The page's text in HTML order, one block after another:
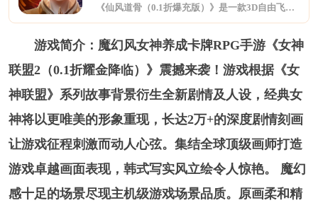
《仙风道骨（0.1折爆充版）》是一款3D自由飞行仙侠手游，精品画面品质，超酷炫的套装幻化，每日仙神妖魔多界混战，强力BOSS首领爆限量极品，多区服赛季对战争夺王座，进游永久享受所有充值档位打0.1折，即充值648只需要6.48元！升级即送真充卡激活线上充值活动，日常打怪红装、幻化爆不停。
游戏简介：魔幻风女神养成卡牌RPG手游《女神
联盟2（0.1折耀金降临）》震撼来袭！游戏根据《女
神联盟》系列故事背景衍生全新剧情及人设，经典女
神将以更唯美的形象重现，长达2万+的深度剧情刻画
让游戏征程刺激而动人心弦。集结全球顶级画师打造
游戏卓越画面表现，韩式写实风立绘令人惊艳。 魔幻
感十足的场景尽现主机级游戏场景品质。原画柔和精